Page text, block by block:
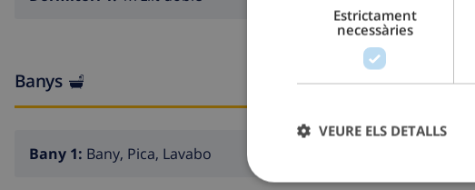
Banys
Bany 1: Bany, Pica, Lavabo
Estrictament
necessàries
VEURE ELS DETALLS